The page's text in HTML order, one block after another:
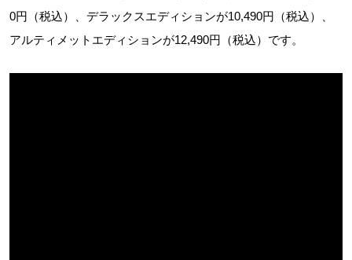
0円（税込）、デラックスエディションが10,490円（税込）、
アルティメットエディションが12,490円（税込）です。